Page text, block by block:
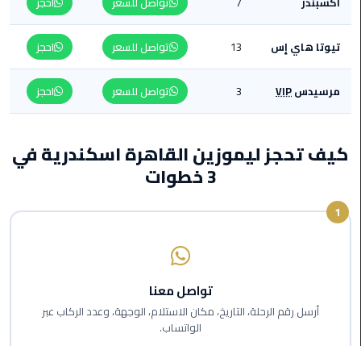
من
القاهرة
الى
مطار
برج
ليموزين
من
برج
العرب
تيوتا هاي إس 13 تواصل للسعر احجز
مرسيدسVIP
3 تواصل للسعر احجز
كيف تحجز ليموزين القاهرة اسكندرية في
3 خطوات
1
تواصل معنا
أرسل رقم الرحلة، التاريخ، مكان الاستلام، الوجهة، وعدد الركاب عبر
الواتساب.